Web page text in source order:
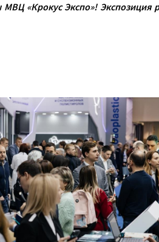
«Крокус Экспо»! Экспозиция